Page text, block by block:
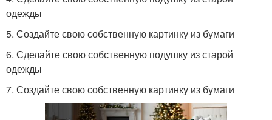
одежды
5. Создайте свою собственную картинку из бумаги
6. Сделайте свою собственную подушку из старой
одежды
7. Создайте свою собственную картинку из бумаги